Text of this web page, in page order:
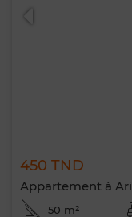
450 TND
Appartement à
50 m²